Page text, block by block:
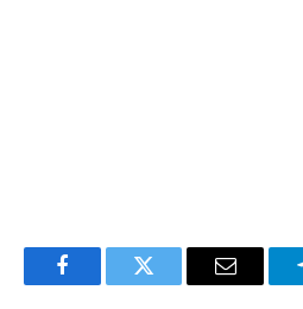
FacebookTwitter Email